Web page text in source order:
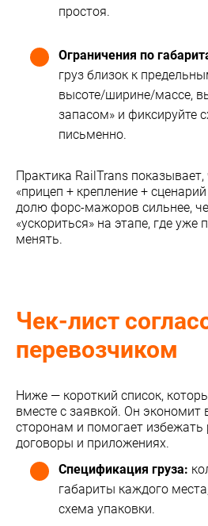
простоя.
Ограничения по
груз близок к
высоте/ширине/массе,
запасом» и фиксируйте
письменно.
Практика RailTrans
«прицеп + крепление +
долю форс-мажоров сильнее,
«ускориться» на этапе, где уже
менять.
Чек-лист
перевозчиком
Ниже — короткий список,
вместе с заявкой. Он экономит
сторонам и помогает избежать
договоры и приложениях.
Спецификация груза:
габариты каждого
схема упаковки.